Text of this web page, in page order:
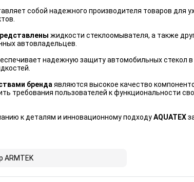
собой надежного производителя товаров для
жидкости стеклоомывателя, а также
автовладельцев.
надежную защиту автомобильных стекол
бренда являются высокое качество
требования пользователей к функциональности
к деталям и инновационному подходуAQUATEX
ARMTEK